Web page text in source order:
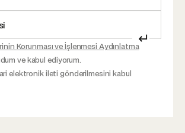
Korunması ve İşlenmesi Aydınlatma
ve kabul ediyorum.
elektronik ileti gönderilmesini kabul
↵